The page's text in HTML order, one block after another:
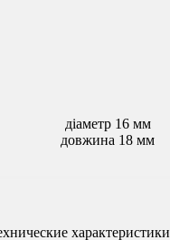
діаметр 16 мм
довжина 18 мм
характеристики